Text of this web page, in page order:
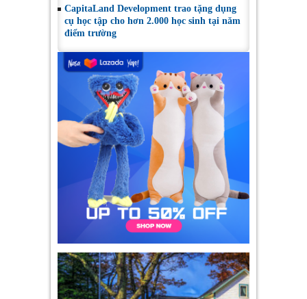
CapitaLand Development trao tặng dụng
cụ học tập cho hơn 2.000 học sinh tại năm
điểm trường